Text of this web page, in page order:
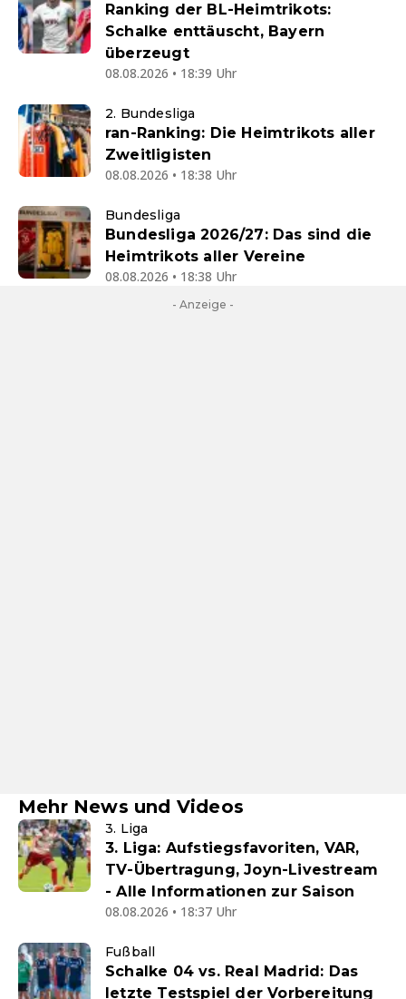
Ranking der BL-Heimtrikots:
Schalke enttäuscht, Bayern
überzeugt
08.08.2026 • 18:39 Uhr
2. Bundesliga
ran-Ranking: Die Heimtrikots aller
Zweitligisten
08.08.2026 • 18:38 Uhr
Bundesliga
Bundesliga 2026/27: Das sind die
Heimtrikots aller Vereine
08.08.2026 • 18:38 Uhr
- Anzeige -
Mehr News und Videos
3. Liga
3. Liga: Aufstiegsfavoriten, VAR,
TV-Übertragung, Joyn-Livestream
- Alle Informationen zur Saison
08.08.2026 • 18:37 Uhr
Fußball
Schalke 04 vs. Real Madrid: Das
letzte Testspiel der Vorbereitung